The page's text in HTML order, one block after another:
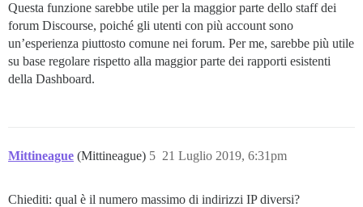
Questa funzione sarebbe utile per la maggior parte dello staff dei
forum Discourse, poiché gli utenti con più account sono
un’esperienza piuttosto comune nei forum. Per me, sarebbe più utile
su base regolare rispetto alla maggior parte dei rapporti esistenti
della Dashboard.
Mittineague (Mittineague) 21 Luglio 2019, 6:31pm
5
Chiediti: qual è il numero massimo di indirizzi IP diversi?